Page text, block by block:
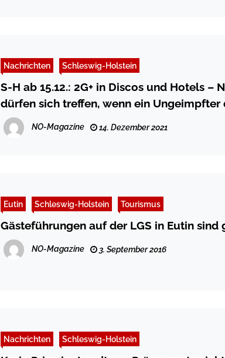
Nachrichten Schleswig-Holstein
S-H ab 15.12.: 2G+ in Discos und Hotels –
dürfen sich treffen, wenn ein Ungeimpfter
weitere Maßnahmen
NO-Magazine 14. Dezember 2021
Eutin Schleswig-Holstein Tourismus
Gästeführungen auf der LGS in Eutin sind
NO-Magazine 3. September 2016
Nachrichten Schleswig-Holstein